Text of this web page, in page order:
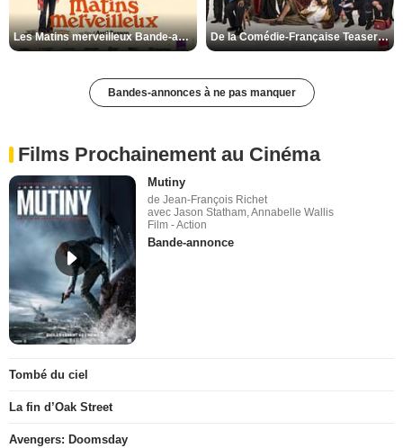
Les Matins merveilleux Bande-annonce VF De la Comédie-Française Teaser VF
Bandes-annonces à ne pas manquer
Films Prochainement au Cinéma
Mutiny
de Jean-François Richet
avec Jason Statham, Annabelle Wallis
Film - Action
Bande-annonce
Tombé du ciel
La fin d’Oak Street
Avengers: Doomsday